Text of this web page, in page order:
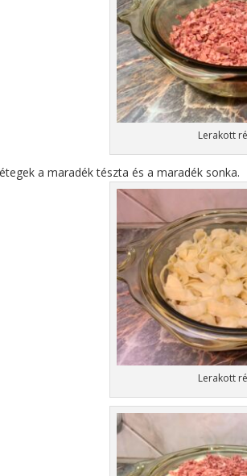
Lerakott
a maradék tészta és a maradék sonka.
Lerakott